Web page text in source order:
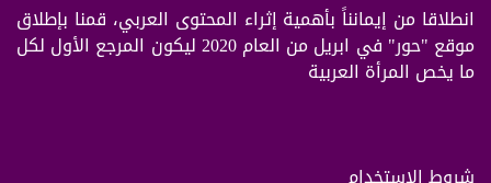
انطلاقا من إيمانناً بأهمية إثراء المحتوى العربي، قمنا بإطلاق
موقع "حور" في ابريل من العام 2020 ليكون المرجع الأول لكل
ما يخص المرأة العربية